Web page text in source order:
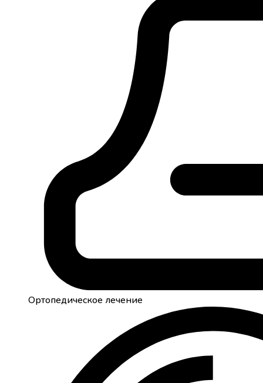
Ортопедическое лечение